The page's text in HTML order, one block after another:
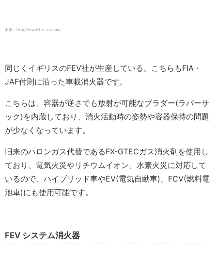
出典：http://www.f-e-v.co.uk/
同じくイギリスのFEV社が生産している、こちらもFIA・
JAF付則に沿った車載消火器です。
こちらは、容器が逆さでも放射が可能なブラダー(ラバーサ
ック)を内蔵しており、消火活動時の姿勢や容器保持の問題
が少なくなっています。
旧来のハロンガス代替であるFX-GTECガス消火剤を使用し
ており、電気火災やリチウムイオン、水素火災に対応して
いるので、ハイブリッド車やEV(電気自動車)、FCV(燃料電
池車)にも使用可能です。
FEV システム消火器